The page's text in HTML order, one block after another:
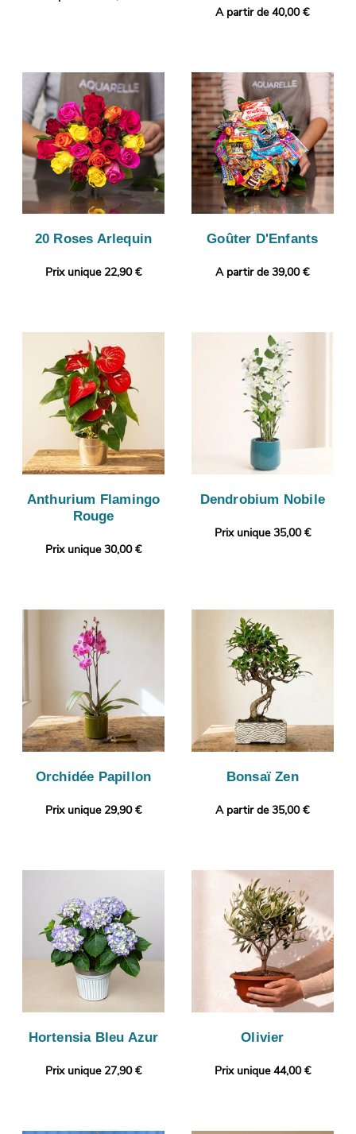
A partir de 40,00 €
20 Roses Arlequin
Prix unique 22,90 €
Goûter D'Enfants
A partir de 39,00 €
Anthurium Flamingo
Rouge
Prix unique 30,00 €
Dendrobium Nobile
Prix unique 35,00 €
Orchidée Papillon
Prix unique 29,90 €
Bonsaï Zen
A partir de 35,00 €
Hortensia Bleu Azur
Prix unique 27,90 €
Olivier
Prix unique 44,00 €